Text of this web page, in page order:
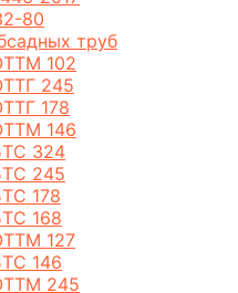
80
труб
102
245
178
146
324
245
178
168
127
146
245